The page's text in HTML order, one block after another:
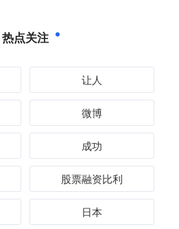
热点关注
让人
微博
成功
股票融资比利
日本